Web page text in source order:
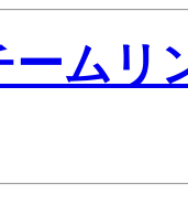
ムリ